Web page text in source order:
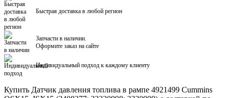
Быстрая доставка в любой регион
Запчасти в наличии.
Оформите заказ на сайте
Индивидуальный подход к каждому клиенту
Купить Датчик давления топлива в рампе 4921499 Cummins